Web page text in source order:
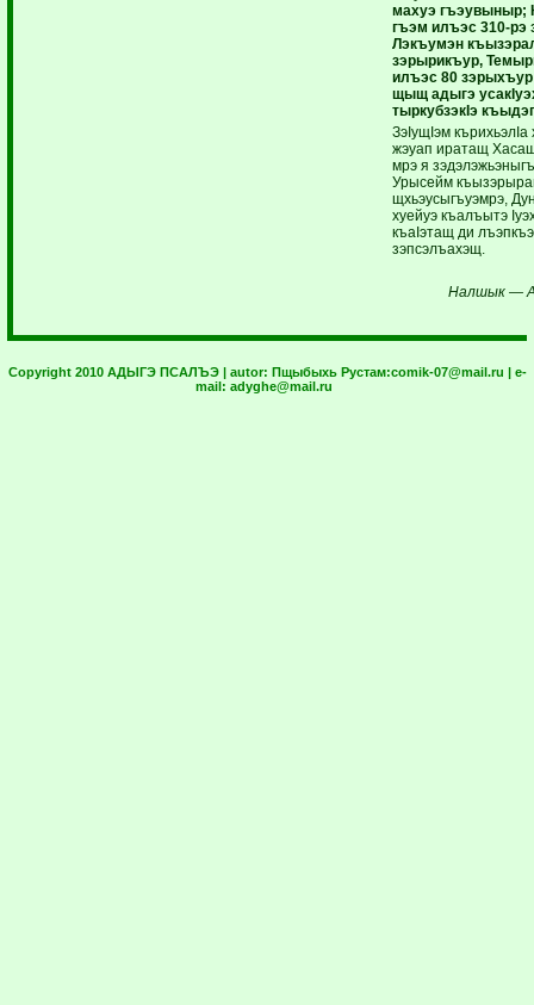
махуэ гъэувыныр;
гъэм илъэс 310-рэ
Лэкъумэн
зэрырикъур,
илъэс 80
щыщ адыгэ
тыркубзэкIэ
ЗэIущIэм кърихьэлIа
жэуап иратащ
мрэ я
Урысейм
щхьэусыгъуэмрэ,
хуейуэ къалъытэ
къаIэтащ ди
зэпсэлъахэщ.
Налшык —
Copyright 2010 АДЫГЭ ПСАЛЪЭ | autor: Пщыбыхь Рустам:comik-07@mail.ru | e-
mail: adyghe@mail.ru